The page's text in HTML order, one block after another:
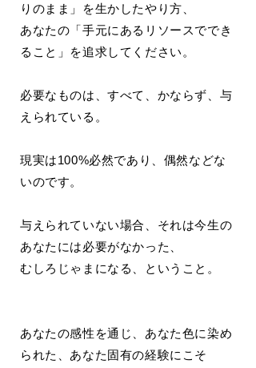
りのまま」を生かしたやり方、
あなたの「手元にあるリソースででき
ること」を追求してください。
必要なものは、すべて、かならず、与
えられている。
現実は100%必然であり、偶然などな
いのです。
与えられていない場合、それは今生の
あなたには必要がなかった、
むしろじゃまになる、ということ。
あなたの感性を通じ、あなた色に染め
られた、あなた固有の経験にこそ